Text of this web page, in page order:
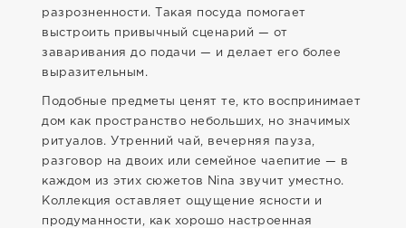
разрозненности. Такая посуда помогает
выстроить привычный сценарий — от
заваривания до подачи — и делает его более
выразительным.
Подобные предметы ценят те, кто воспринимает
дом как пространство небольших, но значимых
ритуалов. Утренний чай, вечерняя пауза,
разговор на двоих или семейное чаепитие — в
каждом из этих сюжетов Nina звучит уместно.
Коллекция оставляет ощущение ясности и
продуманности, как хорошо настроенная